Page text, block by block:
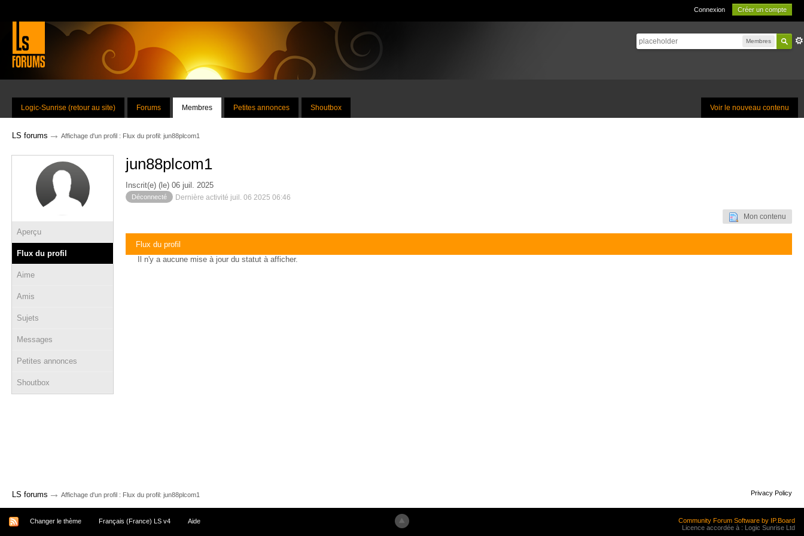
Connexion Créer un compte
Membres
Voir le nouveau contenu
Logic-Sunrise (retour au site) Forums Membres Petites annonces Shoutbox
LS forums → Affichage d'un profil : Flux du profil: jun88plcom1
Aperçu
Flux du profil
Aime
Amis
Sujets
Messages
Petites annonces
Shoutbox
jun88plcom1
Inscrit(e) (le) 06 juil. 2025
Déconnecté Dernière activité juil. 06 2025 06:46
Mon contenu
Flux du profil
Il n'y a aucune mise à jour du statut à afficher.
LS forums → Affichage d'un profil : Flux du profil: jun88plcom1 Privacy Policy
Changer le thème Français (France) LS v4 Aide
Community Forum Software by IP.Board
Licence accordée à : Logic Sunrise Ltd